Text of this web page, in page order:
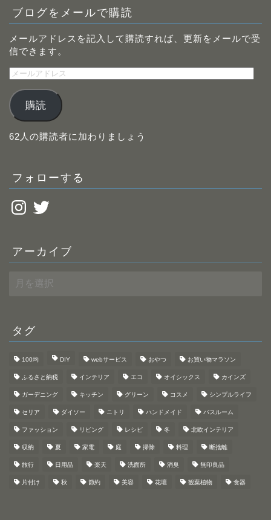
ブログをメールで購読
メールアドレスを記入して購読すれば、更新をメールで受
信できます。
メ
ル
ア
ド
レ
購読
62人の購読者に加わりましょう
フォローする
Instagram
Twitter
アーカイブ
ー
ブ
タグ
100均 DIY webサービス おやつ お買い物マラソン
ふるさと納税 インテリア エコ オイシックス カインズ
ガーデニング キッチン グリーン コスメ シンプルライフ
セリア ダイソー ニトリ ハンドメイド バスルーム
ファッション リビング レシピ 冬 北欧インテリア
収納 夏 家電 庭 掃除 料理 断捨離
旅行 日用品 楽天 洗面所 消臭 無印良品
片付け 秋 節約 美容 花壇 観葉植物 食器